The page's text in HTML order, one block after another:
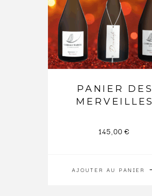
AJOUTER AU PANIER
PANIER DES
MERVEILLES
145,00€